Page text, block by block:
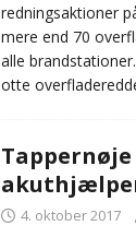
redningsaktioner
mere end 70
alle
otte
4. oktober 2017